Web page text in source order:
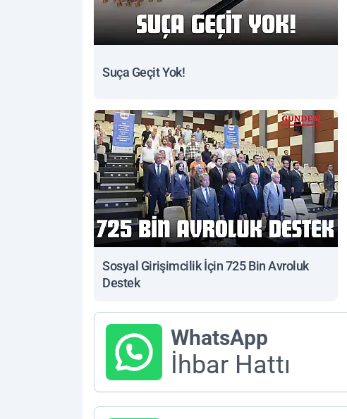
Suça Geçit Yok!
Sosyal Girişimcilik İçin 725 Bin Avroluk
Destek
WhatsApp
İhbar Hattı